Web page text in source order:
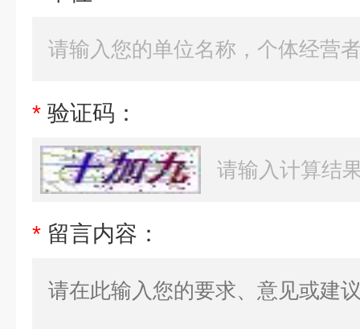
* 验证码：
* 留言内容：